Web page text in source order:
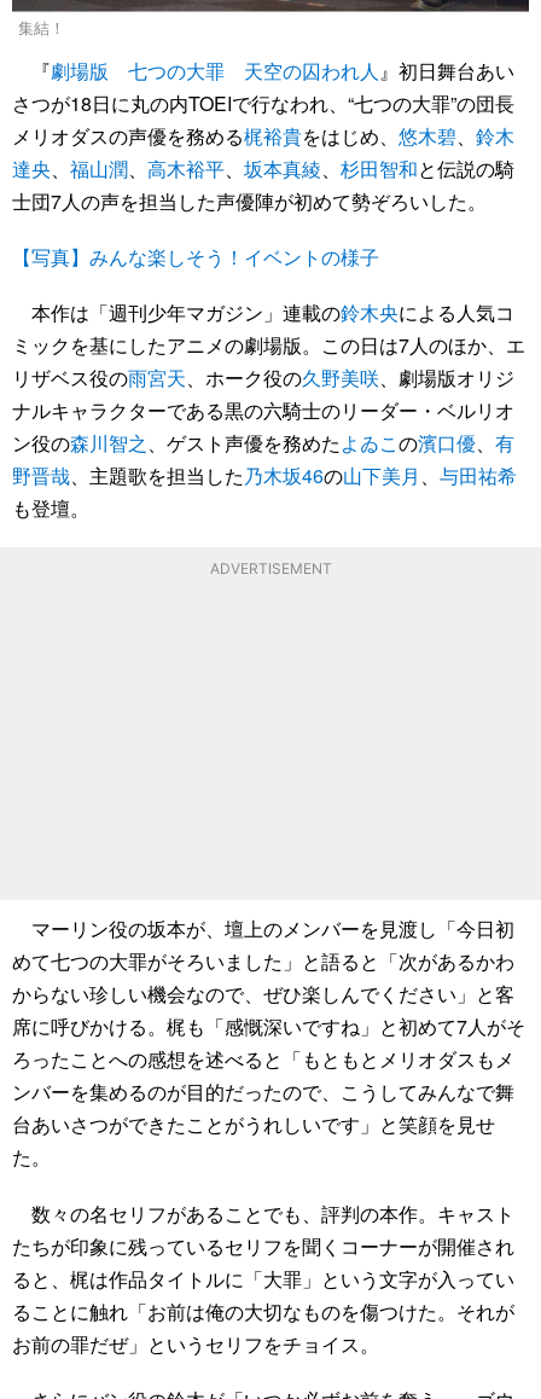
集結！
『劇場版 七つの大罪 天空の囚われ人』初日舞台あい
さつが18日に丸の内TOEIで行なわれ、“七つの大罪”の団長
メリオダスの声優を務める梶裕貴をはじめ、 悠木碧、 鈴木
達央、 福山潤、 高木裕平、 坂本真綾、 杉田智和と伝説の騎
士団7人の声を担当した声優陣が初めて勢ぞろいした。
【写真】みんな楽しそう！イベントの様子
本作は「週刊少年マガジン」連載の鈴木央による人気コ
ミックを基にしたアニメの劇場版。この日は7人のほか、エ
リザベス役の雨宮天、ホーク役の久野美咲、劇場版オリジ
ナルキャラクターである黒の六騎士のリーダー・ベルリオ
ン役の森川智之、ゲスト声優を務めたよゐこの濱口優、 有
野晋哉、主題歌を担当した乃木坂46の山下美月 、 与田祐希
も登壇。
ADVERTISEMENT
マーリン役の坂本が、壇上のメンバーを見渡し「今日初
めて七つの大罪がそろいました」と語ると「次があるかわ
からない珍しい機会なので、ぜひ楽しんでください」と客
席に呼びかける。梶も「感慨深いですね」と初めて7人がそ
ろったことへの感想を述べると「もともとメリオダスもメ
ンバーを集めるのが目的だったので、こうしてみんなで舞
台あいさつができたことがうれしいです」と笑顔を見せ
た。
数々の名セリフがあることでも、評判の本作。キャスト
たちが印象に残っているセリフを聞くコーナーが開催され
ると、梶は作品タイトルに「大罪」という文字が入ってい
ることに触れ「お前は俺の大切なものを傷つけた。それが
お前の罪だぜ」というセリフをチョイス。